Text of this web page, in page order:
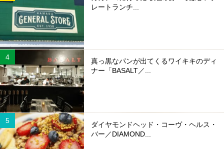
レートランチ...
真っ黒なパンが出てくるワイキキのディ
ナー「BASALT／...
ダイヤモンドヘッド・コーヴ・ヘルス・
バー／DIAMOND...